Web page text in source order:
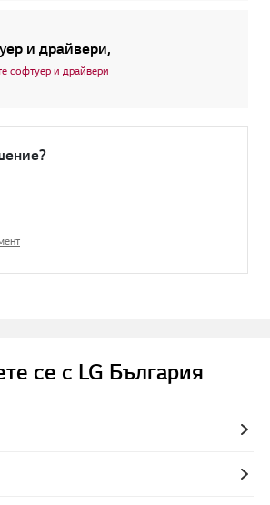
и драйвери,
софтуер и драйвери
се с LG България